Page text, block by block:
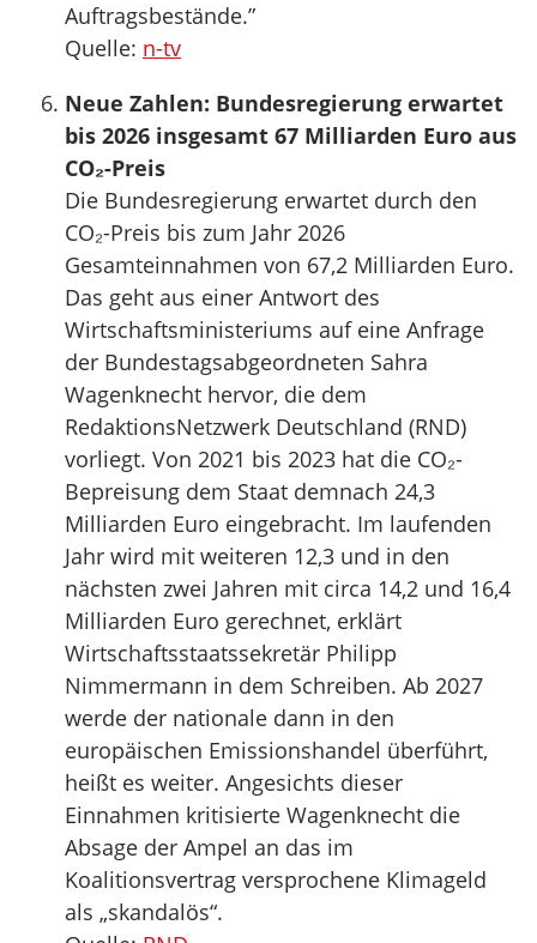
Auftragsbestände.”
Quelle: n-tv
Neue Zahlen: Bundesregierung erwartet
bis 2026 insgesamt 67 Milliarden Euro aus
CO₂-Preis
Die Bundesregierung erwartet durch den
CO₂-Preis bis zum Jahr 2026
Gesamteinnahmen von 67,2 Milliarden Euro.
Das geht aus einer Antwort des
Wirtschaftsministeriums auf eine Anfrage
der Bundestagsabgeordneten Sahra
Wagenknecht hervor, die dem
RedaktionsNetzwerk Deutschland (RND)
vorliegt. Von 2021 bis 2023 hat die CO₂-
Bepreisung dem Staat demnach 24,3
Milliarden Euro eingebracht. Im laufenden
Jahr wird mit weiteren 12,3 und in den
nächsten zwei Jahren mit circa 14,2 und 16,4
Milliarden Euro gerechnet, erklärt
Wirtschaftsstaatssekretär Philipp
Nimmermann in dem Schreiben. Ab 2027
werde der nationale dann in den
europäischen Emissionshandel überführt,
heißt es weiter. Angesichts dieser
Einnahmen kritisierte Wagenknecht die
Absage der Ampel an das im
Koalitionsvertrag versprochene Klimageld
als „skandalös“.